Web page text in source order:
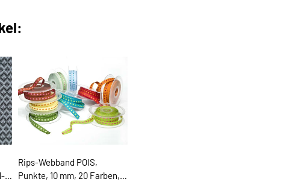
Rips-Webband POIS,
Punkte, 10 mm, 20 Farben,